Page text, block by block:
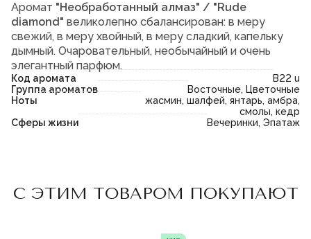
Аромат "Необработанный алмаз" / "Rude
diamond" великолепно сбалансирован: в меру
свежий, в меру хвойный, в меру сладкий, капельку
дымный. Очаровательный, необычайный и очень
элегантный парфюм.
Код аромата
B22 u
Группа ароматов
Восточные, Цветочные
Ноты
жасмин, шалфей, янтарь, амбра,
смолы, кедр
Сферы жизни
Вечеринки, Эпатаж
С ЭТИМ ТОВАРОМ ПОКУПАЮТ
зарегистрируйтесь,
чтобы добавить товар в
зарегистрируйтесь,
чтобы добавить товар в